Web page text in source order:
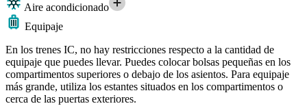
Aire acondicionado
Equipaje
En los trenes IC, no hay restricciones respecto a la cantidad de
equipaje que puedes llevar. Puedes colocar bolsas pequeñas en los
compartimentos superiores o debajo de los asientos. Para equipaje
más grande, utiliza los estantes situados en los compartimentos o
cerca de las puertas exteriores.